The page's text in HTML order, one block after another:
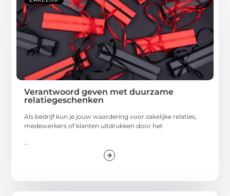
Verantwoord geven met duurzame
relatiegeschenken
Als bedrijf kun je jouw waardering voor zakelijke relaties,
medewerkers of klanten uitdrukken door het
...